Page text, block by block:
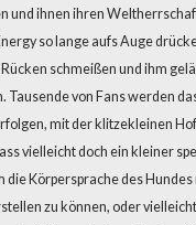
und ihnen ihren
so lange aufs Auge
schmeißen und ihm
Tausende von Fans werden
mit der klitzekleinen
vielleicht doch ein kleiner
die Körpersprache des Hundes
zu können, oder